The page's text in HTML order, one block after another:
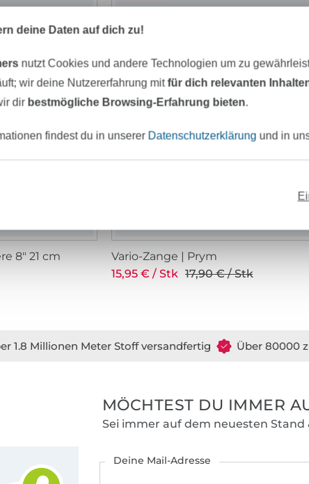
8" 21 cm
Vario-Zange | Prym
15,95 € / Stk 17,90 € / Stk
1.8 Millionen Meter Stoff versandfertig Über 80000
MÖCHTEST DU IMMER
Sei immer auf dem neuesten Stand
Deine Mail-Adresse
deine Daten auf dich zu!
nutzt Cookies und andere Technologien um zu
wir deine Nutzererfahrung mitfür dich relevanten
dir bestmögliche Browsing-Erfahrung bieten.
findest du in unserer Datenschutzerklärung und in